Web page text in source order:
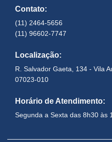
Contato:
(11) 2464-5656
(11) 96602-7747
Localização:
R. Salvador Gaeta, 134 - Vila
07023-010
Horário de Atendimento:
Segunda a Sexta das 8h30 às